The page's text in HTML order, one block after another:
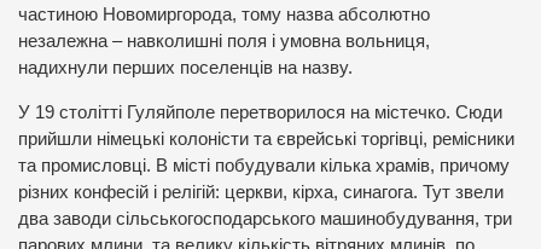
частиною Новомиргорода, тому назва абсолютно
незалежна – навколишні поля і умовна вольниця,
надихнули перших поселенців на назву.
У 19 столітті Гуляйполе перетворилося на містечко. Сюди
прийшли німецькі колоністи та єврейські торгівці, ремісники
та промисловці. В місті побудували кілька храмів, причому
різних конфесій і релігій: церкви, кірха, синагога. Тут звели
два заводи сільськогосподарського машинобудування, три